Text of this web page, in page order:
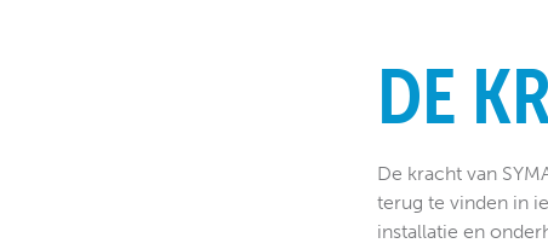
DE
De kracht van
terug te vinden in
installatie en